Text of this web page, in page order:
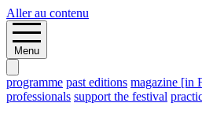
Aller au contenu
Menu
programme past editions magazine [in
professionals support the festival